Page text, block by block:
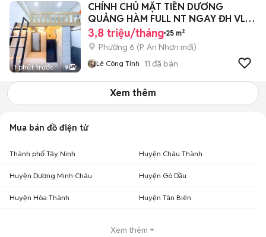
1 phút trước 9
CHÍNH CHỦ MẶT TIỀN DƯƠNG
QUẢNG HÀM FULL NT NGAY ĐH VL
CS3, IUH, EMART
3,8 triệu/tháng 25 m²
Phường 6 (P. An Nhơn mới)
Lê Công Tính 11 đã bán
Xem thêm
Mua bán đồ điện tử
Thành phố Tây Ninh Huyện Châu Thành
Huyện Dương Minh Châu Huyện Gò Dầu
Huyện Hòa Thành Huyện Tân Biên
Xem thêm